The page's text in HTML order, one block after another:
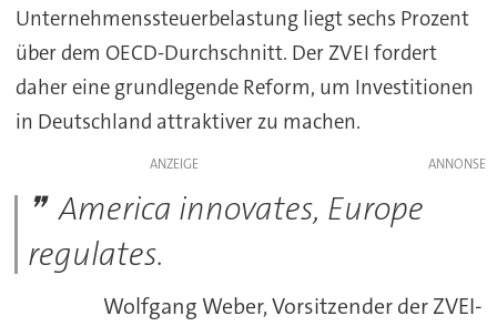
Unternehmenssteuerbelastung liegt sechs Prozent
über dem OECD-Durchschnitt. Der ZVEI fordert
daher eine grundlegende Reform, um Investitionen
in Deutschland attraktiver zu machen.
ANZEIGE
America innovates, Europe
regulates.
Wolfgang Weber, Vorsitzender der ZVEI-